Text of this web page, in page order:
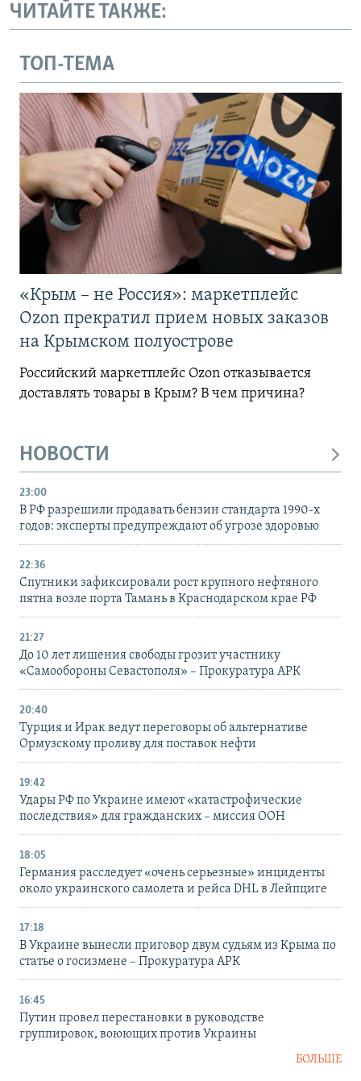
ЧИТАЙТЕ ТАКЖЕ:
ТОП-ТЕМА
«Крым – не Россия»: маркетплейс
Ozon прекратил прием новых заказов
на Крымском полуострове
Российский маркетплейс Ozon отказывается
доставлять товары в Крым? В чем причина?
НОВОСТИ
23:00
В РФ разрешили продавать бензин стандарта 1990-х
годов: эксперты предупреждают об угрозе здоровью
22:36
Спутники зафиксировали рост крупного нефтяного
пятна возле порта Тамань в Краснодарском крае РФ
21:27
До 10 лет лишения свободы грозит участнику
«Самообороны Севастополя» – Прокуратура АРК
20:40
Турция и Ирак ведут переговоры об альтернативе
Ормузскому проливу для поставок нефти
19:42
Удары РФ по Украине имеют «катастрофические
последствия» для гражданских – миссия ООН
18:05
Германия расследует «очень серьезные» инциденты
около украинского самолета и рейса DHL в Лейпциге
17:18
В Украине вынесли приговор двум судьям из Крыма по
статье о госизмене – Прокуратура АРК
16:45
Путин провел перестановки в руководстве
группировок, воюющих против Украины
БОЛЬШЕ